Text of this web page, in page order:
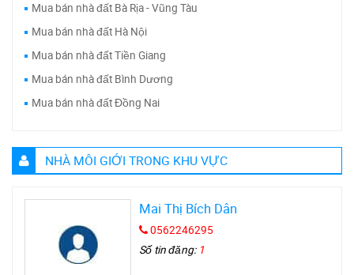
Mua bán nhà đất Bà Rịa - Vũng Tàu
Mua bán nhà đất Hà Nội
Mua bán nhà đất Tiền Giang
Mua bán nhà đất Bình Dương
Mua bán nhà đất Đồng Nai
NHÀ MÔI GIỚI TRONG KHU VỰC
Mai Thị Bích Dân
0562246295
Số tin đăng: 1